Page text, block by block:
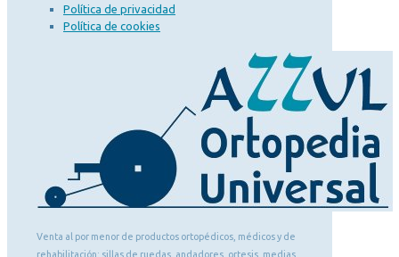
Política de privacidad
Política de cookies
Venta al por menor de productos ortopédicos, médicos y de
rehabilitación: sillas de ruedas, andadores, ortesis, medias